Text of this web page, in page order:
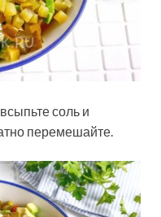
соль и
перемешайте.